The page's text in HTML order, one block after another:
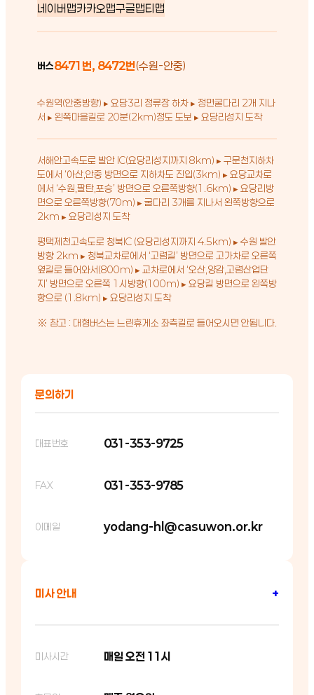
네이버맵카카오맵구글맵티맵
버스8471번, 8472번(수원-안중)
수원역(안중방향) ▸ 요당3리 정류장 하차 ▸ 정면굴다리 2개 지나
서 ▸ 왼쪽마을길로 20분(2km)정도 도보 ▸ 요당리성지 도착
서해안고속도로 발안 IC(요당리성지까지 8km) ▸ 구문천지하차
도에서 ‘아산,안중 방면으로 지하차도 진입(3km) ▸ 요당교차로
에서 ‘수원,팔탄,포승’ 방면으로 오른쪽방향(1.6km) ▸ 요당리방
면으로 오른쪽방향(70m) ▸ 굴다리 3개를 지나서 왼쪽방향으로
2km ▸ 요당리성지 도착
평택제천고속도로 청북IC (요당리성지까지 4.5km) ▸ 수원 발안
방향 2km ▸ 청북교차로에서 ‘고렴길’ 방면으로 고가차로 오른쪽
옆길로 들어와서(800m) ▸ 교차로에서 ‘오산,양감,고렴산업단
지’ 방면으로 오른쪽 1시방향(100m) ▸ 요당길 방면으로 왼쪽방
향으로 (1.8km) ▸ 요당리성지 도착
※ 참고 : 대형버스는 느린휴게소 좌측길로 들어오시면 안됩니다.
문의하기
대표번호 031-353-9725
FAX 031-353-9785
이메일 yodang-hl@casuwon.or.kr
미사 안내 +
미사시간 매일 오전 11시